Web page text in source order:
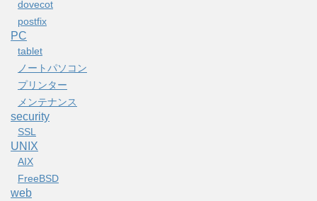
dovecot
postfix
PC
tablet
ノートパソコン
プリンター
メンテナンス
security
SSL
UNIX
AIX
FreeBSD
web